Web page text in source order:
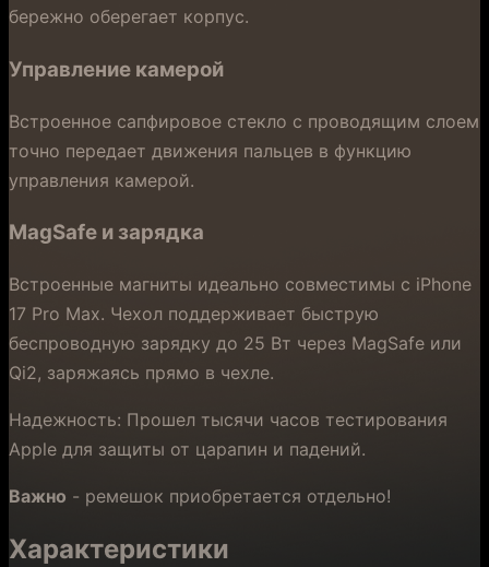
бережно оберегает корпус.
Управление камерой
Встроенное сапфировое стекло с проводящим слоем
точно передает движения пальцев в функцию
управления камерой.
MagSafe и зарядка
Встроенные магниты идеально совместимы с iPhone
17 Pro Max. Чехол поддерживает быструю
беспроводную зарядку до 25 Вт через MagSafe или
Qi2, заряжаясь прямо в чехле.
Надежность: Прошел тысячи часов тестирования
Apple для защиты от царапин и падений.
Важно - ремешок приобретается отдельно!
Характеристики